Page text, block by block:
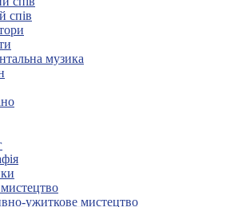
спів
музика
ужиткове мистецтво